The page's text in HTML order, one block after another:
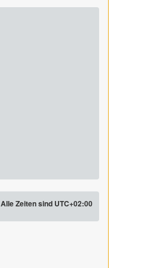
Alle Zeiten sind UTC+02:00